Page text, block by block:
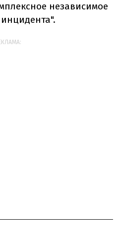
независимое